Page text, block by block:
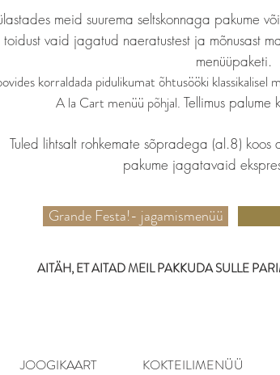
alates 10 külalisest.
meid suurema seltskonnaga pakume
toidust vaid jagatud naeratustest ja mõnusast
menüüpaketi.
korraldada pidulikumat õhtusööki klassikalisel
A la Cart menüü põhjal.Tellimus
Tuled lihtsalt rohkemate sõpradega (al.8)
pakume jagatavaid
Grande Festa!- jagamismenüü
AITÄH, ET AITAD MEIL PAKKUDA SULLE
JOOGIKAART KOKTEILIMENÜÜ